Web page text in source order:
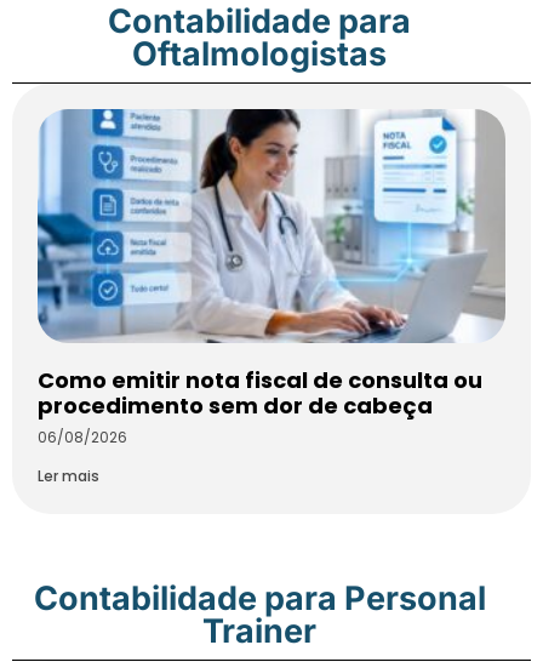
Contabilidade para
Oftalmologistas
Como emitir nota fiscal de consulta ou
procedimento sem dor de cabeça
06/08/2026
Ler mais
Contabilidade para Personal
Trainer